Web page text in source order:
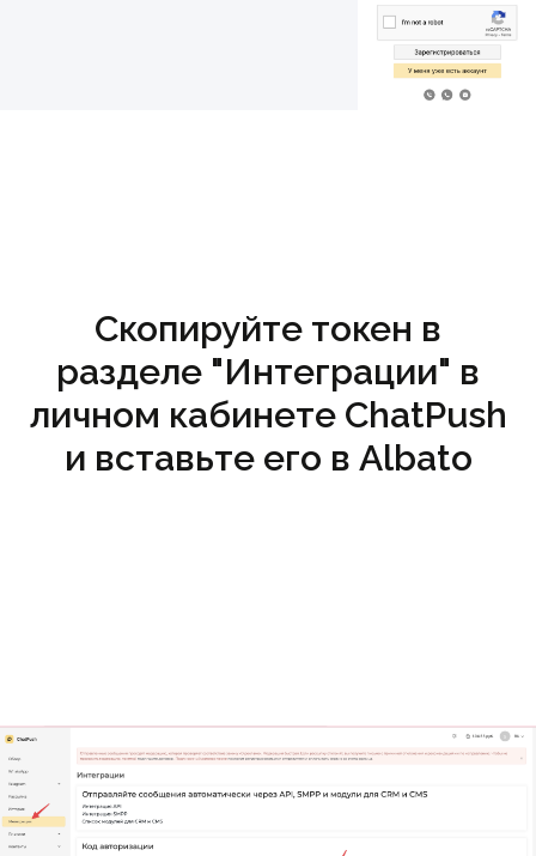
Скопируйте токен в
разделе "Интеграции" в
личном кабинете ChatPush
и вставьте его в Albato